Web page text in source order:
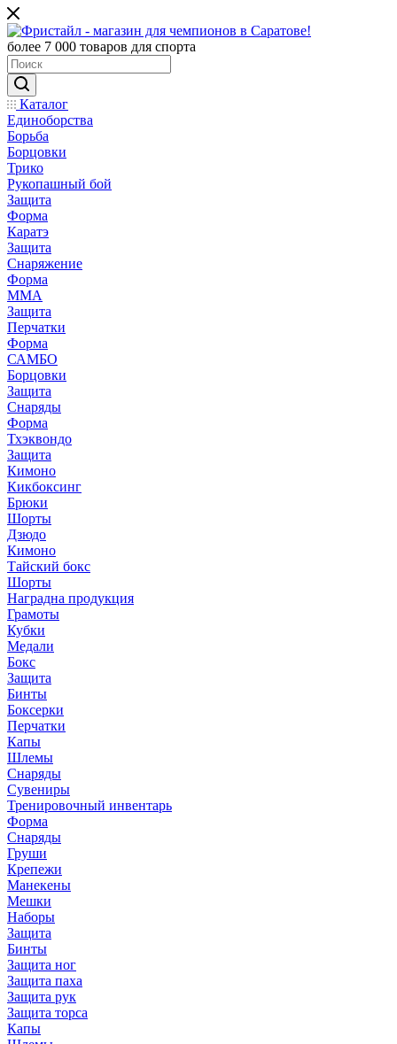
более 7 000 товаров для спорта
Каталог
Единоборства
Борьба
Борцовки
Трико
Рукопашный бой
Защита
Форма
Каратэ
Защита
Снаряжение
Форма
ММА
Защита
Перчатки
Форма
САМБО
Борцовки
Защита
Снаряды
Форма
Тхэквондо
Защита
Кимоно
Кикбоксинг
Брюки
Шорты
Дзюдо
Кимоно
Тайский бокс
Шорты
Наградна продукция
Грамоты
Кубки
Медали
Бокс
Защита
Бинты
Боксерки
Перчатки
Капы
Шлемы
Снаряды
Сувениры
Тренировочный инвентарь
Форма
Снаряды
Груши
Крепежи
Манекены
Мешки
Наборы
Защита
Бинты
Защита ног
Защита паха
Защита рук
Защита торса
Капы